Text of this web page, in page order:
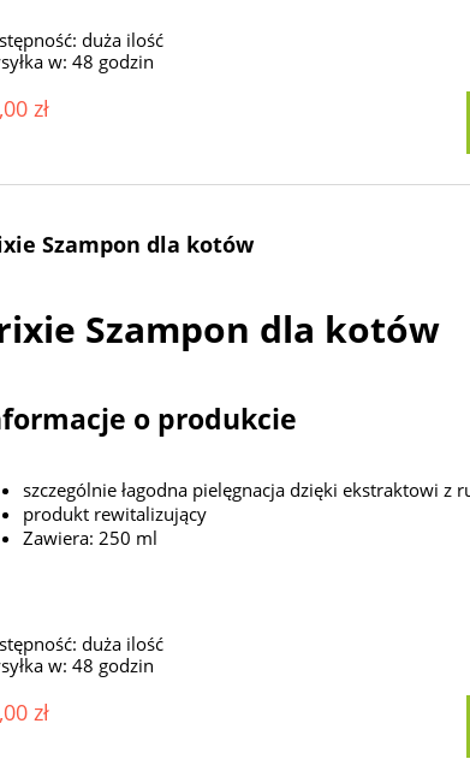
duża ilość
w: 48 godzin
zł
Szampon dla kotów
Szampon dla kotów
o produkcie
szczególnie łagodna pielęgnacja dzięki ekstraktowi z
produkt rewitalizujący
Zawiera: 250 ml
duża ilość
w: 48 godzin
zł